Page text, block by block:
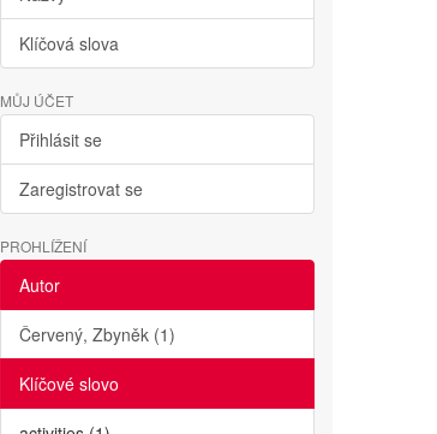
Klíčová slova
MŮJ ÚČET
Přihlásit se
Zaregistrovat se
PROHLÍŽENÍ
Autor
Červený, Zbyněk (1)
Klíčové slovo